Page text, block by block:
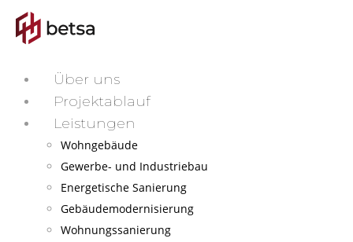
Über uns
Projektablauf
Leistungen
Wohngebäude
Gewerbe- und Industriebau
Energetische Sanierung
Gebäudemodernisierung
Wohnungssanierung